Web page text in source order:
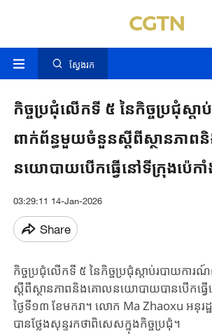
ស្វែងរក
កិច្ចប្រជុំលើកទី ៥ នៃកិច្ចប្រជុំស្ត
ពាក់ព័ន្ធមួយចំនួនស្តីពីស្ថានភា
នយោបាយបើកធ្វើនៅទីក្រុងប៉េក
03:29:11 14-Jan-2026
Share
កិច្ចប្រជុំលើកទី ៥ នៃកិច្ចប្រជុំស្តាប់របាយកា
ស្តីពីស្ថានភាព​និងគោលនយោបាយ​​បានបើកធ្វ
ថ្ងៃទី១៣ ខែមករា។ លោក​ Ma Zhaoxu អនុរដ្
បានថ្លែងសុន្ទរកថាពិសេសក្នុងកិច្ចប្រជុំ។